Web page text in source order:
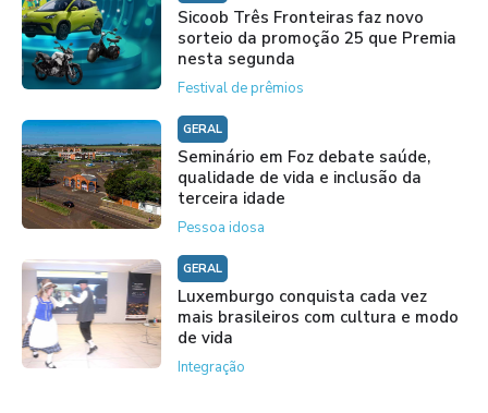
Sicoob Três Fronteiras faz novo
sorteio da promoção 25 que Premia
nesta segunda
Festival de prêmios
GERAL
Seminário em Foz debate saúde,
qualidade de vida e inclusão da
terceira idade
Pessoa idosa
GERAL
Luxemburgo conquista cada vez
mais brasileiros com cultura e modo
de vida
Integração